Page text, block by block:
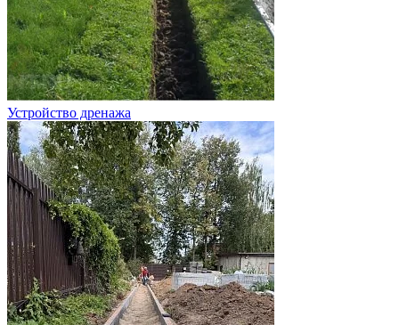
Устройство дренажа